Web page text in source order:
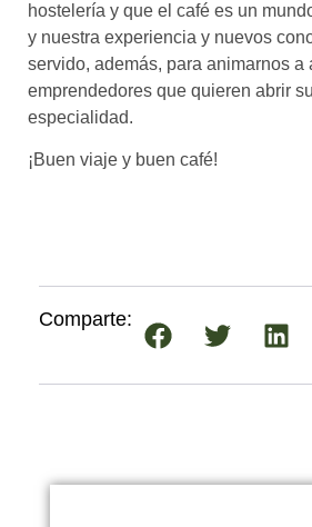
hostelería y que el café es un
y nuestra experiencia y nuevos
servido, además, para animarnos a
emprendedores que quieren abrir
especialidad.
¡Buen viaje y buen café!
Comparte: